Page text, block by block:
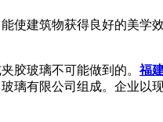
建筑物获得良好的美学
胶玻璃不可能做到的。福
有限公司组成。企业以